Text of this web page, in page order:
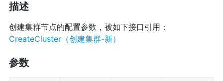
描述
创建集群节点的配置参数，被如下接口引用：
CreateCluster（创建集群-新）
参数